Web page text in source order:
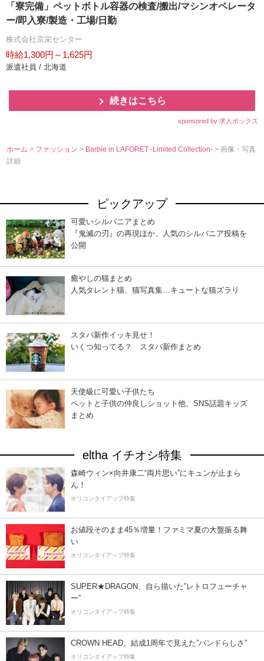
「寮完備」ペットボトル容器の検査/搬出/マシンオペレータ
ー/即入寮/製造・工場/日勤
株式会社京栄センター
時給1,300円～1,625円
派遣社員 / 北海道
続きはこちら
sponsored by 求人ボックス
ホーム > ファッション> Barbie in LAFORET -Limited Collection-> 画像・写真
詳細
ピックアップ
可愛いシルバニアまとめ
『鬼滅の刃』の再現ほか、人気のシルバニア投稿を
公開
癒やしの猫まとめ
人気タレント猫、猫写真集…キュートな猫ズラリ
スタバ新作イッキ見せ！
いくつ知ってる？ スタバ新作まとめ
天使級に可愛い子供たち
ペットと子供の仲良しショット他、SNS話題キッズ
まとめ
eltha イチオシ特集
森崎ウィン×向井康二“両片思い”にキュンが止まら
ん！
オリコンタイアップ特集
お値段そのまま45％増量！ファミマ夏の大盤振る舞
い
オリコンタイアップ特集
SUPER★DRAGON、自ら描いた”レトロフューチャ
ー”
オリコンタイアップ特集
CROWN HEAD、結成1周年で見えた”バンドらしさ”
オリコンタイアップ特集